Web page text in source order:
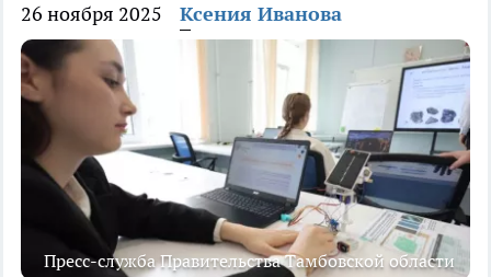
26 ноября 2025 Ксения Иванова
Пресс-служба Правительства Тамбовской области